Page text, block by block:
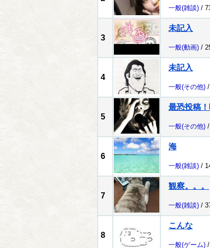
一般(雑談) /
3
未記入
一般(動画) /
4
未記入
一般(その他)
5
最恐投稿
一般(その他)
6
海
一般(雑談) /
7
観察。。。
一般(雑談) /
8
こんな
一般(ゲーム)